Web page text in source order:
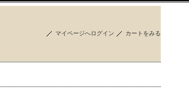
マイページへログイン カートをみる